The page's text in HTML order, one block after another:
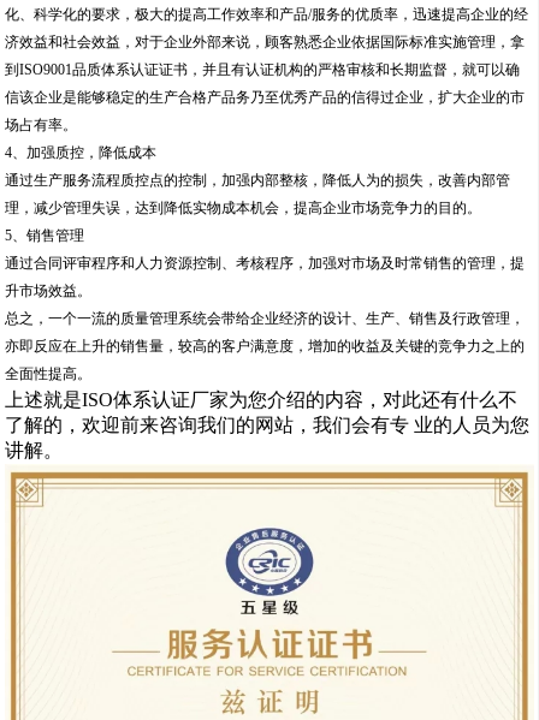
化、科学化的要求，极大的提高工作效率和产品/服务的优质率，迅速提高企业的经
济效益和社会效益，对于企业外部来说，顾客熟悉企业依据国际标准实施管理，拿
到ISO9001品质体系认证证书，并且有认证机构的严格审核和长期监督，就可以确
信该企业是能够稳定的生产合格产品务乃至优秀产品的信得过企业，扩大企业的市
场占有率。
4、加强质控，降低成本
通过生产服务流程质控点的控制，加强内部整核，降低人为的损失，改善内部管
理，减少管理失误，达到降低实物成本机会，提高企业市场竞争力的目的。
5、销售管理
通过合同评审程序和人力资源控制、考核程序，加强对市场及时常销售的管理，提
升市场效益。
总之，一个一流的质量管理系统会带给企业经济的设计、生产、销售及行政管理，
亦即反应在上升的销售量，较高的客户满意度，增加的收益及关键的竞争力之上的
全面性提高。
上述就是ISO体系认证厂家为您介绍的内容，对此还有什么不
了解的，欢迎前来咨询我们的网站，我们会有专 业的人员为您
讲解。